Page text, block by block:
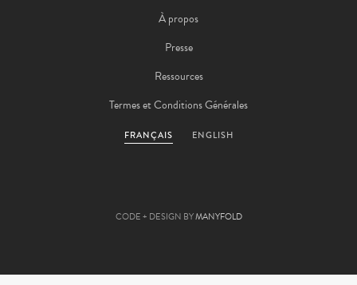
À propos
Presse
Ressources
Termes et Conditions Générales
FRANÇAIS ENGLISH
CODE + DESIGN BYMANYFOLD